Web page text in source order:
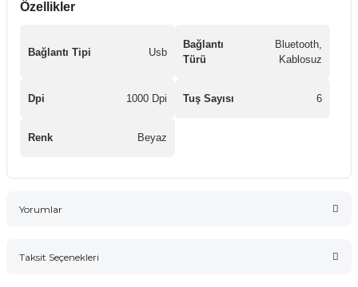
Özellikler
Bağlantı Tipi Usb
Bağlantı
Türü
Bluetooth,
Kablosuz
Dpi 1000 Dpi Tuş Sayısı 6
Renk Beyaz
Yorumlar
Taksit Seçenekleri